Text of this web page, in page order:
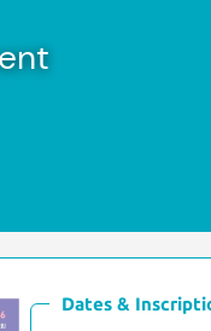
Dates &